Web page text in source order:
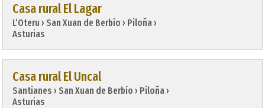
Casa rural El Lagar
L‘Oteru › San Xuan de Berbío › Piloña ›
Asturias
Casa rural El Uncal
Santianes › San Xuan de Berbío › Piloña ›
Asturias